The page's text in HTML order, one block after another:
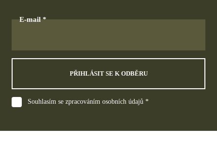
E-mail
PŘIHLÁSIT SE K ODBĚRU
Souhlasím se zpracováním osobních údajů *